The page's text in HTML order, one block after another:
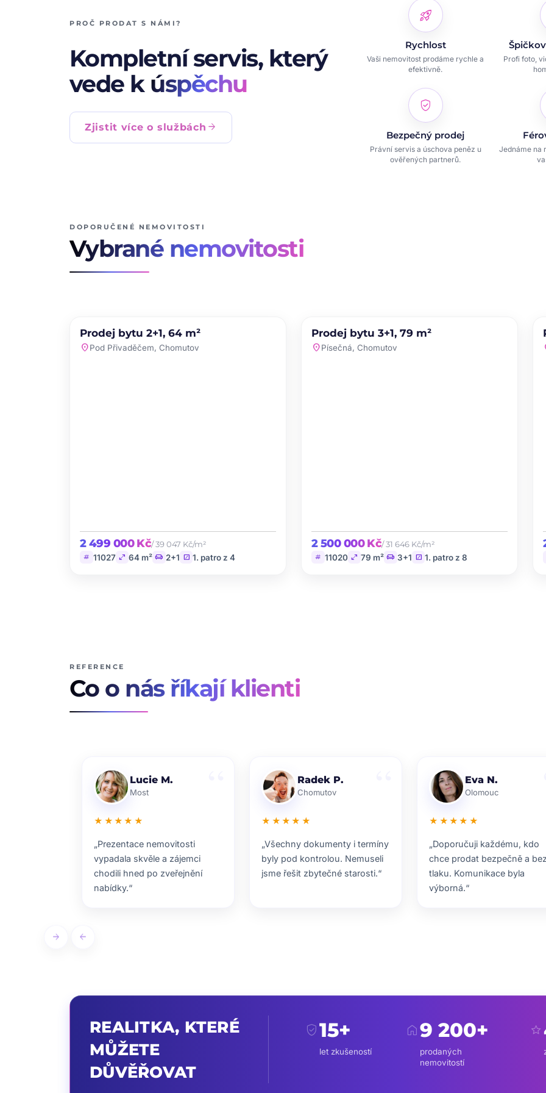
PROČ PRODAT S NÁMI?
Kompletní servis, který
vede k úspěchu
Zjistit více o službách arrow_forward
rocket_launch
Rychlost
Vaši nemovitost prodáme rychle a
efektivně.
Profi foto,
verified_user
Bezpečný prodej
Právní servis a úschova peněz u
ověřených partnerů.
Jednáme na
DOPORUČENÉ NEMOVITOSTI
Vybrané nemovitosti
PRODEJ NOVINKA
Prodej bytu 2+1, 64 m²
location_onPod Přivaděčem, Chomutov
2 499 000 Kč/ 39 047 Kč/m²
tag 11027 open_in_full 64 m² chair 2+1 stairs 1. patro z 4
PRODEJ NOVINKA
Prodej bytu 3+1, 79 m²
location_onPísečná, Chomutov
2 500 000 Kč/ 31 646 Kč/m²
tag 11020 open_in_full 79 m² chair 3+1 stairs 1. patro z 8
REFERENCE
Co o nás říkají klienti
Lucie M.
Most
★★★★★
„Prezentace nemovitosti
vypadala skvěle a zájemci
chodili hned po zveřejnění
nabídky.“
Radek P.
Chomutov
★★★★★
„Všechny dokumenty i termíny
byly pod kontrolou. Nemuseli
jsme řešit zbytečné starosti.“
Eva N.
Olomouc
★★★★★
„Doporučuji každému, kdo
chce prodat bezpečně a
tlaku. Komunikace byla
výborná.“
arrow_back
arrow_forward
REALITKA, KTERÉ
MŮŽETE
DŮVĚŘOVAT
verified_user15+
let zkušeností
home9 200+
prodaných
nemovitostí
star